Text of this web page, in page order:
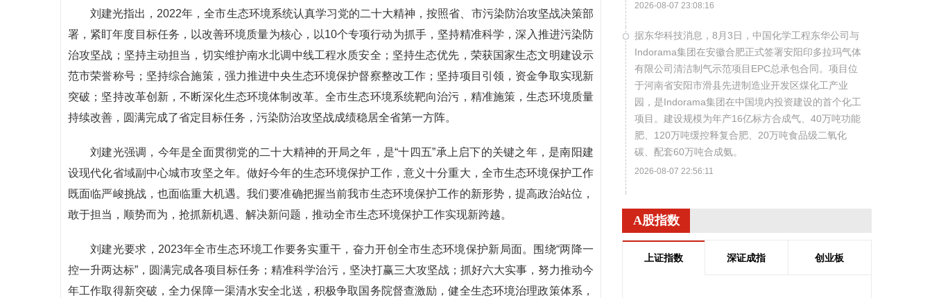
刘建光指出，2022年，全市生态环境系统认真学习党的二十大精神，按照省、市污染防治攻坚战决策部
署，紧盯年度目标任务，以改善环境质量为核心，以10个专项行动为抓手，坚持精准科学，深入推进污染防
治攻坚战；坚持主动担当，切实维护南水北调中线工程水质安全；坚持生态优先，荣获国家生态文明建设示
范市荣誉称号；坚持综合施策，强力推进中央生态环境保护督察整改工作；坚持项目引领，资金争取实现新
突破；坚持改革创新，不断深化生态环境体制改革。全市生态环境系统靶向治污，精准施策，生态环境质量
持续改善，圆满完成了省定目标任务，污染防治攻坚战成绩稳居全省第一方阵。
刘建光强调，今年是全面贯彻党的二十大精神的开局之年，是“十四五”承上启下的关键之年，是南阳建
设现代化省域副中心城市攻坚之年。做好今年的生态环境保护工作，意义十分重大，全市生态环境保护工作
既面临严峻挑战，也面临重大机遇。我们要准确把握当前我市生态环境保护工作的新形势，提高政治站位，
敢于担当，顺势而为，抢抓新机遇、解决新问题，推动全市生态环境保护工作实现新跨越。
刘建光要求，2023年全市生态环境工作要务实重干，奋力开创全市生态环境保护新局面。围绕“两降一
控一升两达标”，圆满完成各项目标任务；精准科学治污，坚决打赢三大攻坚战；抓好六大实事，努力推动今
年工作取得新突破，全力保障一渠清水安全北送，积极争取国务院督查激励，健全生态环境治理政策体系，
2026-08-07 23:08:16
据东华科技消息，8月3日，中国化学工程东华公司与
Indorama集团在安徽合肥正式签署安阳印多拉玛气体
有限公司清洁制气示范项目EPC总承包合同。项目位
于河南省安阳市滑县先进制造业开发区煤化工产业
园，是Indorama集团在中国境内投资建设的首个化工
项目。建设规模为年产16亿标方合成气、40万吨功能
肥、120万吨缓控释复合肥、20万吨食品级二氧化
碳、配套60万吨合成氨。
2026-08-07 22:56:11
800MPa级增强成形性稀土热轧汽车结构用钢。该产
品采用“稀土净化钢质+纳米析出强化”复合技术，兼具
高强度、高塑性与优异的扩孔性能，可适用于商用车
A股指数
上证指数 深证成指 创业板